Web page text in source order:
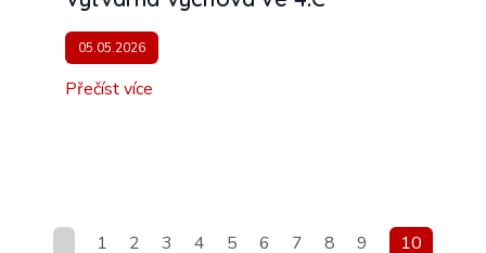
05.05.2026
Přečíst více
1 2 3 4 5 6 7 8 9
10